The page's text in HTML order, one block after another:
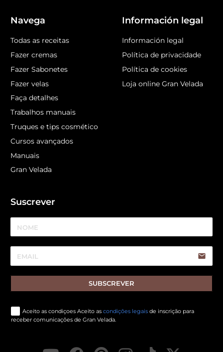
Navega
Todas as receitas
Fazer cremas
Fazer Sabonetes
Fazer velas
Faça detalhes
Trabalhos manuais
Truques e tips cosmético
Cursos avançados
Manuais
Gran Velada
Información legal
Información legal
Política de privacidade
Política de cookies
Loja online Gran Velada
Suscrever
email
SUBSCREVER
Aceito as condiçoes Aceito as condições legais de inscrição para
receber comunicações de Gran Velada.